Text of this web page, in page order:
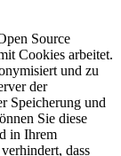
Source
Cookies arbeitet.
und zu
der
Speicherung und
Sie diese
in Ihrem
dass